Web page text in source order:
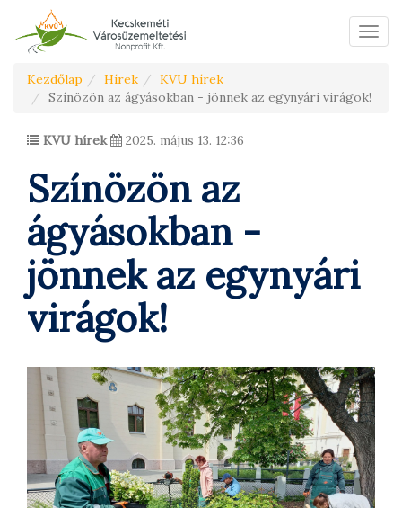
Menü
Kezdőlap Hírek
KVU hírek
Színözön az ágyásokban - jönnek az egynyári virágok!
KVU hírek 2025. május 13. 12:36
Színözön az
ágyásokban -
jönnek az egynyári
virágok!